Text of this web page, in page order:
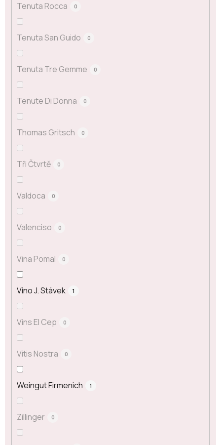
Tenuta Rocca 0
Tenuta San Guido 0
Tenuta Tre Gemme 0
Tenute Di Donna 0
Thomas Gritsch 0
Tři Čtvrtě 0
Valdoca 0
Valenciso 0
Vina Pomal 0
Víno J. Stávek 1
Vins El Cep 0
Vitis Nostra 0
Weingut Firmenich 1
Zillinger 0